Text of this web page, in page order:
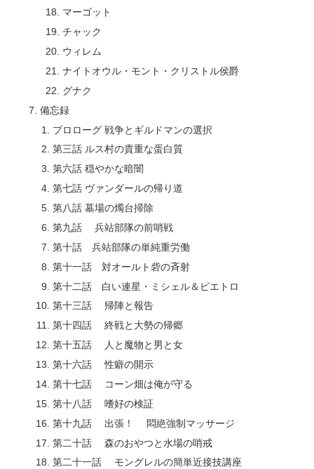
マーゴット
チャック
ウィレム
ナイトオウル・モント・クリストル侯爵
グナク
備忘録
プロローグ 戦争とギルドマンの選択
第三話 ルス村の貴重な蛋白質
第六話 穏やかな暗闇
第七話 ヴァンダールの帰り道
第八話 墓場の燭台掃除
第九話 兵站部隊の前哨戦
第十話 兵站部隊の単純重労働
第十一話 対オールト砦の斉射
第十二話 白い連星・ミシェル＆ピエトロ
第十三話 帰陣と報告
第十四話 終戦と大勢の帰郷
第十五話 人と魔物と男と女
第十六話 性癖の開示
第十七話 コーン畑は俺が守る
第十八話 嗜好の検証
第十九話 出張！ 悶絶強制マッサージ
第二十話 森のおやつと水場の哨戒
第二十一話 モングレルの簡単近接技講座